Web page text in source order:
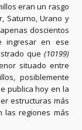
eran un rasgo
Saturno, Urano y
doscientos
ingresar en ese
que (10199)
situado entre
posiblemente
publica hoy en la
estructuras más
las regiones más